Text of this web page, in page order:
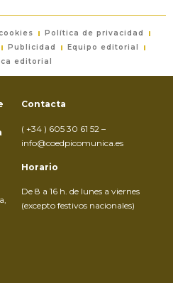
Política de privacidad
Publicidad
Equipo editorial
editorial
Contacta
( +34 ) 605 30 61 52 –
info@coedpicomunica.es
Horario
De 8 a 16 h. de lunes a viernes
(excepto festivos nacionales)